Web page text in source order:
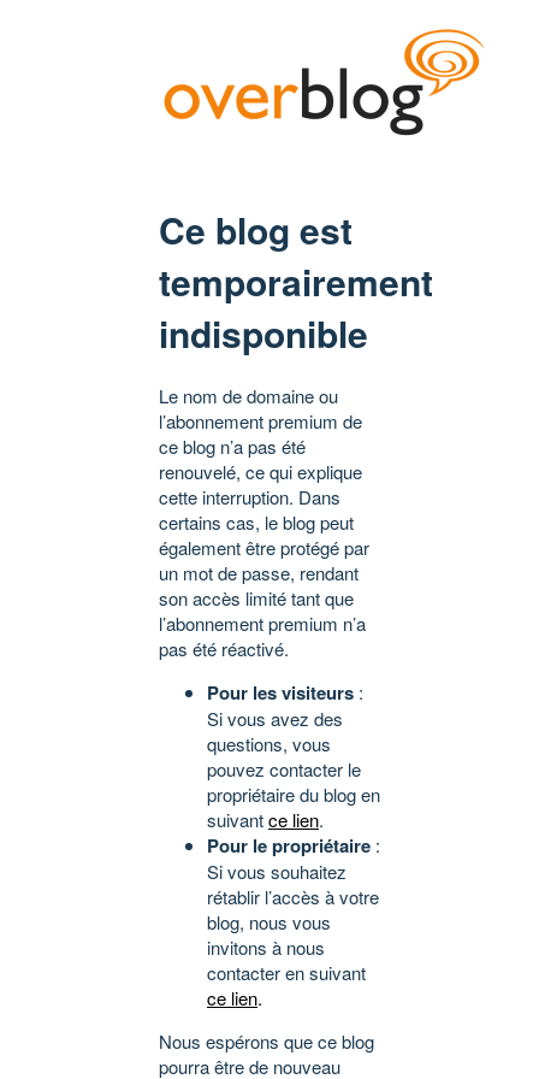
Ce blog est
temporairement
indisponible
Le nom de domaine ou
l’abonnement premium de
ce blog n’a pas été
renouvelé, ce qui explique
cette interruption. Dans
certains cas, le blog peut
également être protégé par
un mot de passe, rendant
son accès limité tant que
l’abonnement premium n’a
pas été réactivé.
Pour les visiteurs :
Si vous avez des
questions, vous
pouvez contacter le
propriétaire du blog en
suivantce lien.
Pour le propriétaire :
Si vous souhaitez
rétablir l’accès à votre
blog, nous vous
invitons à nous
contacter en suivant
ce lien.
Nous espérons que ce blog
pourra être de nouveau